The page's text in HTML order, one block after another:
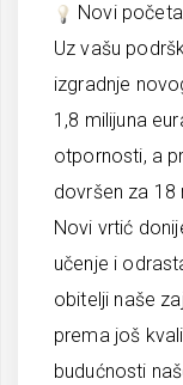
Novi
Uz vašu
izgradnje
1,8 milijuna
otpornosti, a
dovršen za 18
Novi vrtić
učenje i
obitelji naše
prema još
budućnosti